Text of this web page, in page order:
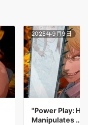
2025年9月9日
"Power Play:
Manipulates …